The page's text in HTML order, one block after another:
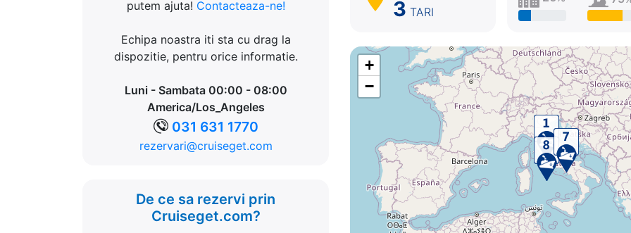
putem ajuta! Contacteaza-ne!
Echipa noastra iti sta cu drag la
dispozitie, pentru orice informatie.
Luni - Sambata 00:00 - 08:00
America/Los_Angeles
031 631 1770
rezervari@cruiseget.com
De ce sa rezervi prin
Cruiseget.com?
3 TARI
+
−